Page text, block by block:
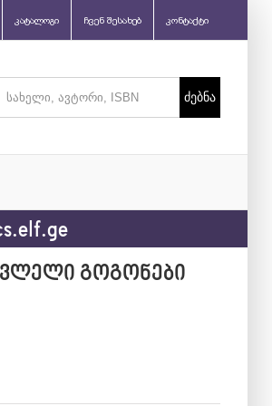
კატალოგი ჩვენ შესახებ კონტაქტი
გოგონები